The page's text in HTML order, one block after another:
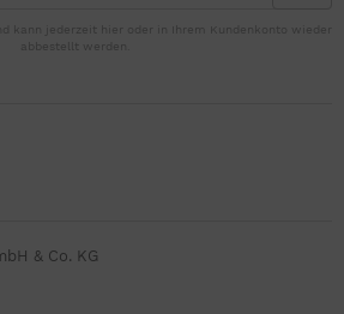
kann jederzeit hier oder in Ihrem Kundenkonto wieder
abbestellt werden.
& Co. KG